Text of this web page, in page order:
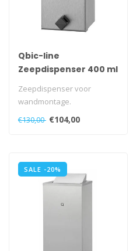
Qbic-line
Zeepdispenser 400 ml
Zeepdispenser voor
wandmontage.
Met uitgesneden Q aan de
€130,00 €104,00
SALE -20%